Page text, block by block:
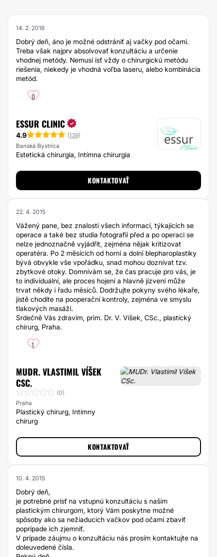
14. 2. 2016
Dobrý deň, áno je možné odstrániť aj vačky pod očami.
Treba však najprv absolvovať konzultáciu a určenie
vhodnej metódy. Nemusí ísť vždy o chirurgickú metódu
riešenia, niekedy je vhodná voľba laseru, alebo kombinácia
metód.
0
ESSUR CLINIC
4.9 (139)
Banská Bystrica
Estetická chirurgia, Intímna chirurgia
KONTAKTOVAŤ
22. 4. 2015
Vážený pane, bez znalosti všech informací, týkajících se
operace a také bez studia fotografií před a po operaci se
nelze jednoznačně vyjádřit, zejména nějak kritizovat
operatéra. Po 2 měsících od horní a dolní blepharoplastiky
bývá obvykle vše vpořádku, snad mohou doznívat tzv.
zbytkové otoky. Domnívám se, že čas pracuje pro vás, je
to individuální, ale proces hojení a hlavně jizvení může
trvat někdy i řadu měsíců. Dodržujte pokyny svého lékaře,
jistě chodíte na pooperační kontroly, zejména ve smyslu
tlakových masáží.
Srdečně Vás zdravím, prim. Dr. V. Víšek, CSc., plastický
chirurg, Praha.
1
MUDR. VLASTIMIL VÍŠEK
CSC.
(0)
Praha
Plastický chirurg, Intímny
chirurg
KONTAKTOVAŤ
10. 4. 2015
Dobrý deň,
je potrebné prísť na vstupnú konzultáciu s našim
plastickým chirurgom, ktorý Vám poskytne možné
spôsoby ako sa nežiaducich vačkov pod očami zbaviť
poprípade ich zjemniť.
V prípade záujmu o konzultáciu nás prosím kontaktujte na
doleuvedené čísla.